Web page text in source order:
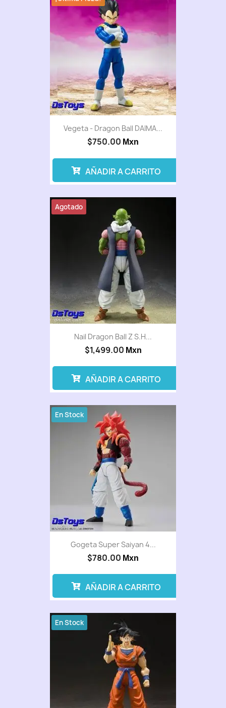
Vegeta - Dragon Ball DAIMA...
$750.00 Mxn
AÑADIR A CARRITO
Nail Dragon Ball Z S.H...
$1,499.00 Mxn
Agotado
AÑADIR A CARRITO
Gogeta Super Saiyan 4...
$780.00 Mxn
En Stock
AÑADIR A CARRITO
En Stock